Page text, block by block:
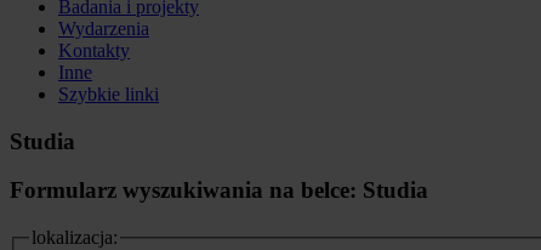
Badania i projekty
Wydarzenia
Kontakty
Inne
Szybkie linki
Studia
Formularz wyszukiwania na belce: Studia
lokalizacja: